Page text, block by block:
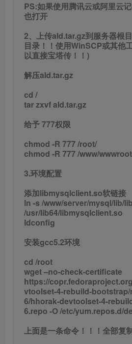
PS:如果使用腾讯云或阿里云
也打开
2、上传ald.tar.gz到服务器根
目录！！使用WinSCP或其他
以直接宝塔传！！)
解压ald.tar.gz
cd /
tar zxvf ald.tar.gz
给予 777权限
chmod -R 777 /root/
chmod -R 777 /www/
3.环境配置
添加libmysqlclient.so软链接
ln -s /www/server/mysql/lib/
/usr/lib64/libmysqlclient.so
ldconfig
安装gcc5.2环境
cd /root
wget –no-check-certificate
https://
vtoolset-4-rebuild-bootstrap/
6/hhorak-devtoolset-4-
6.repo -O /etc/yum.repos.d/
上面是一条命令！！！全部复